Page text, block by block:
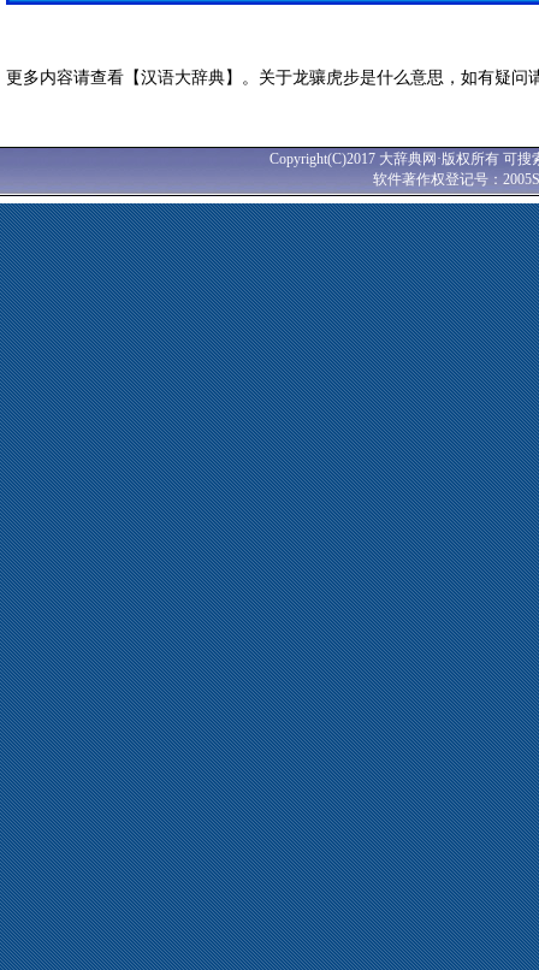
更多内容请查看【汉语大辞典】。关于龙骧虎步是什么意思，如有疑问
Copyright(C)2017 大辞典网·版权所有 可
软件著作权登记号：